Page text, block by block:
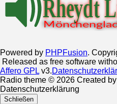
Powered by PHPFusion.
Released as free software
Affero GPL v3.
Radio theme © 2026 Created by
Datenschutzerklärung
Schließen